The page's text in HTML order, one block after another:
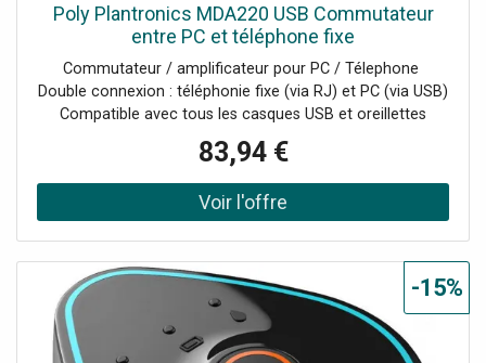
Poly Plantronics MDA220 USB Commutateur
entre PC et téléphone fixe
Commutateur / amplificateur pour PC / Télephone
Double connexion : téléphonie fixe (via RJ) et PC (via USB)
Compatible avec tous les casques USB et oreillettes
Bluetooth (avec dongle USB) Facile d'installation :
Plug&Play Compatible; avec les décrochés électroniques
Plantronics Son haute qualité
83,94 €
-15%